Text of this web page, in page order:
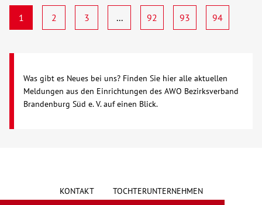
1 2 3 ... 92 93 94
Was gibt es Neues bei uns? Finden Sie hier alle aktuellen
Meldungen aus den Einrichtungen des AWO Bezirksverband
Brandenburg Süd e. V. auf einen Blick.
KONTAKT TOCHTERUNTERNEHMEN